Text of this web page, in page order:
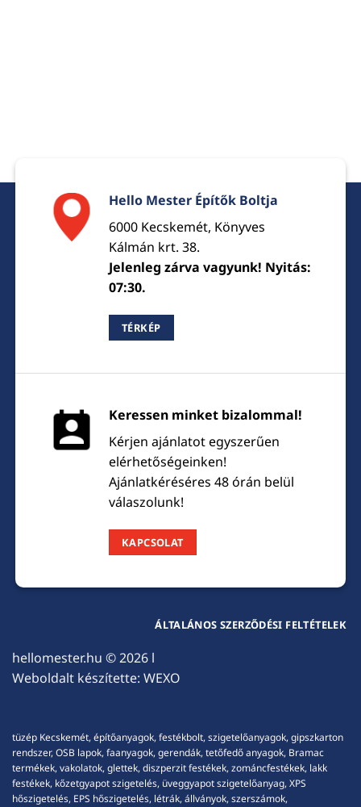
Hello Mester Építők Boltja
6000 Kecskemét, Könyves
Kálmán krt. 38.
Jelenleg zárva vagyunk! Nyitás:
07:30.
TÉRKÉP
Keressen minket bizalommal!
Kérjen ajánlatot egyszerűen
elérhetőségeinken!
Ajánlatkéréséres 48 órán belül
válaszolunk!
KAPCSOLAT
hellomester.hu © 2026 l
Weboldalt készítette: WEXO
ÁLTALÁNOS SZERZŐDÉSI FELTÉTELEK
tüzép Kecskemét, építőanyagok, festékbolt, szigetelőanyagok, gipszkarton
rendszer, OSB lapok, faanyagok, gerendák, tetőfedő anyagok, Bramac
termékek, vakolatok, glettek, diszperzit festékek, zománcfestékek, lakk
festékek, kőzetgyapot szigetelés, üveggyapot szigetelőanyag, XPS
hőszigetelés, EPS hőszigetelés, létrák, állványok, szerszámok,